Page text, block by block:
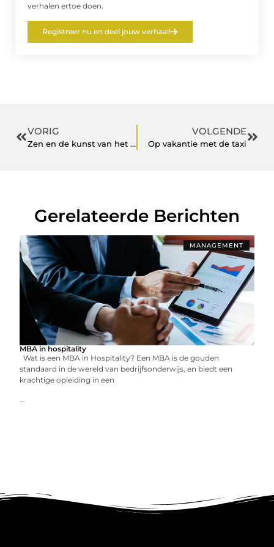
verhalen ertoe doen.
Registreer nu en deel jouw verhaal!
VORIG
Zen en de kunst van het openen van sloten met lockpicks
VOLGENDE
Op vakantie met de taxi
Gerelateerde Berichten
MANAGEMENT
MBA in hospitality
Wat is een MBA in Hospitality? Een MBA is de gouden
standaard in de wereld van bedrijfsonderwijs, en biedt een
krachtige opleiding in een
...